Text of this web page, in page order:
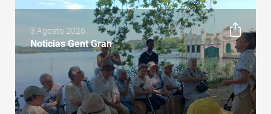
3 Agosto 2026
Noticias Gent Gran